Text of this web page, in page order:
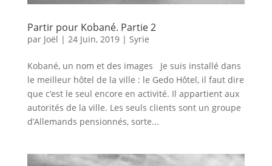
Partir pour Kobané. Partie 2
par Joël | 24 Juin, 2019| Syrie
Kobané, un nom et des images Je suis installé dans
le meilleur hôtel de la ville : le Gedo Hôtel, il faut dire
que c’est le seul encore en activité. Il appartient aux
autorités de la ville. Les seuls clients sont un groupe
d’Allemands pensionnés, sorte...